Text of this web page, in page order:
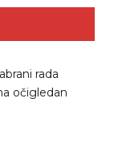
rada
očigledan